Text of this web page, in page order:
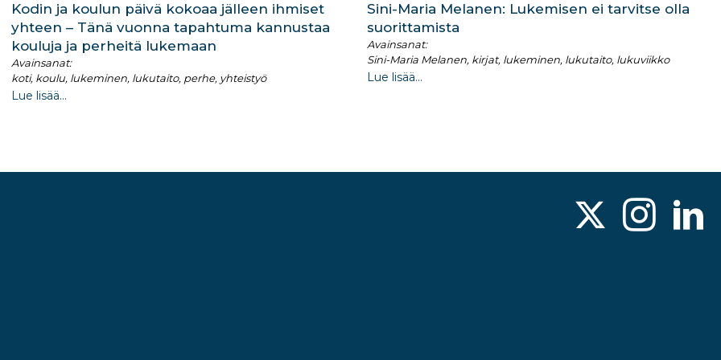
Kodin ja koulun päivä kokoaa jälleen ihmiset
yhteen – Tänä vuonna tapahtuma kannustaa
kouluja ja perheitä lukemaan
Avainsanat:
koti, koulu, lukeminen, lukutaito, perhe, yhteistyö
Lue lisää...
Sini-Maria Melanen: Lukemisen ei tarvitse olla
suorittamista
Avainsanat:
Sini-Maria Melanen, kirjat, lukeminen, lukutaito, lukuviikko
Lue lisää...